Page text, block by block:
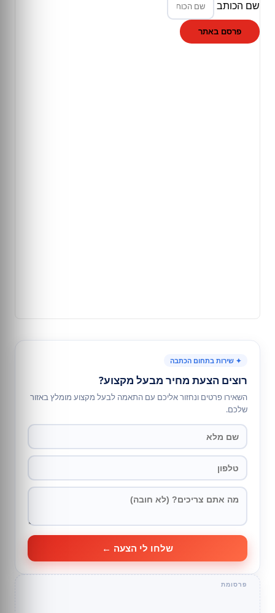
שם הכותב
פרסם באתר
✦ שירות בתחום הכתבה
רוצים הצעת מחיר מבעל מקצוע?
השאירו פרטים ונחזור אליכם עם התאמה לבעל מקצוע מומלץ באזור
שלכם.
שלחו לי הצעה ←